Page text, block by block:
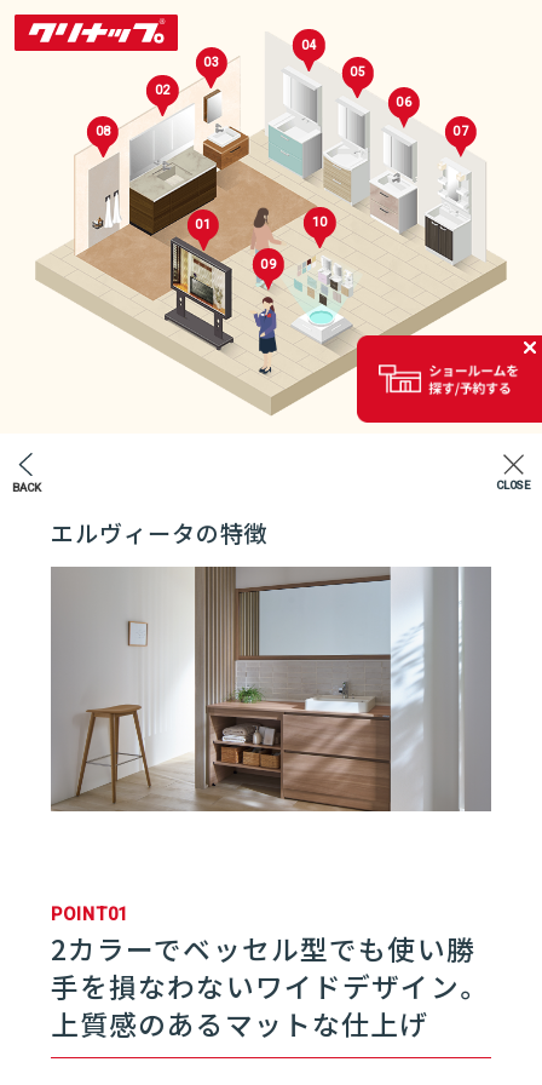
エントランス
クリナップの洗面化粧台
02 ティアリス
04
05 ファンシオ
エルヴィータの特徴
POINT01
2カラーでベッセル型でも使い勝
手を損なわないワイドデザイン。
上質感のあるマットな仕上げ
BACK CLOSE
01
06
07
セレクトルーム
01
02
03
04
05
06
07
08
09
10